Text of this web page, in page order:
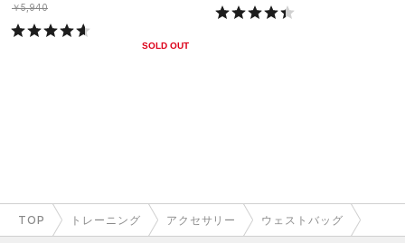
￥5,940
SOLD OUT
TOP トレーニング アクセサリー ウェストバッグ